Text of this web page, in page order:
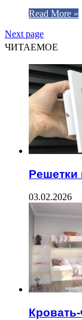
Read More »
Next page
ЧИТАЕМОЕ
Решетки
03.02.2026